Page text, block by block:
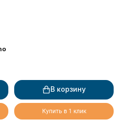
В корзину
Купить в 1 клик